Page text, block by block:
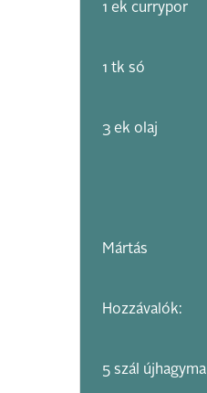
1 ek currypor
1 tk só
3 ek olaj
Mártás
Hozzávalók:
5 szál újhagyma